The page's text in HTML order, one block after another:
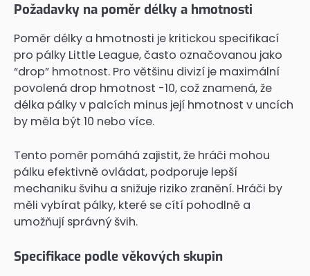
Požadavky na poměr délky a hmotnosti
Poměr délky a hmotnosti je kritickou specifikací
pro pálky Little League, často označovanou jako
“drop” hmotnost. Pro většinu divizí je maximální
povolená drop hmotnost -10, což znamená, že
délka pálky v palcích minus její hmotnost v uncích
by měla být 10 nebo více.
Tento poměr pomáhá zajistit, že hráči mohou
pálku efektivně ovládat, podporuje lepší
mechaniku švihu a snižuje riziko zranění. Hráči by
měli vybírat pálky, které se cítí pohodlně a
umožňují správný švih.
Specifikace podle věkových skupin